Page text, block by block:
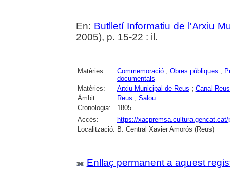
En: Butlletí Informatiu de l'Arxiu
2005), p. 15-22 : il.
Matèries: Commemoració; Obres públiques ;
documentals
Matèries:
Arxiu Municipal de Reus ; Canal
Àmbit:
Reus ; Salou
Cronologia:
1805
Accés:
https://xacpremsa.cultura.gencat.cat/
Localització: B. Central Xavier Amorós (Reus)
Enllaç permanent a aquest